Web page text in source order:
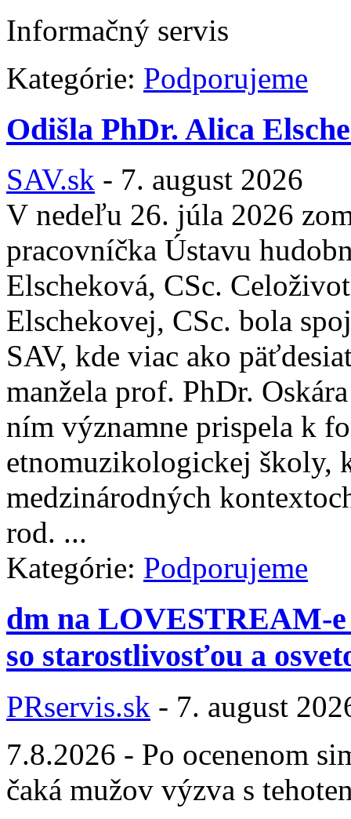
Informačný servis
Kategórie: Podporujeme
Odišla PhDr. Alica
SAV.sk - 7. august 2026
V nedeľu 26. júla 2026
pracovníčka Ústavu
Elscheková, CSc.
Elschekovej, CSc. bola
SAV, kde viac ako
manžela prof. PhDr.
ním významne prispela k
etnomuzikologickej školy,
medzinárodných
rod. ...
Kategórie: Podporujeme
dm na LOVESTREAM-
so starostlivosťou a
PRservis.sk - 7. august
7.8.2026 - Po ocenenom
čaká mužov výzva s